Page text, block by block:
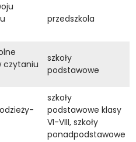
przedszkola
czytaniu
szkoły
podstawowe
szkoły
podstawowe klasy
VI-VIII, szkoły
ponadpodstawowe